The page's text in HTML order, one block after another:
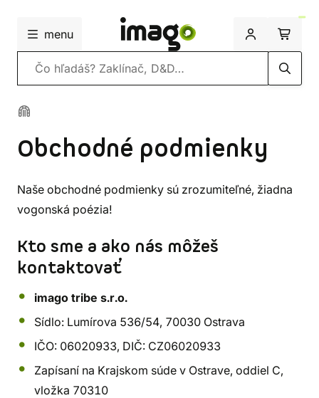
menu
Vyhľadávanie
Obchodné podmienky
Naše obchodné podmienky sú zrozumiteľné, žiadna
vogonská poézia!
Kto sme a ako nás môžeš
kontaktovať
imago tribe s.r.o.
Sídlo: Lumírova 536/54, 70030 Ostrava
IČO: 06020933, DIČ: CZ06020933
Zapísaní na Krajskom súde v Ostrave, oddiel C,
vložka 70310